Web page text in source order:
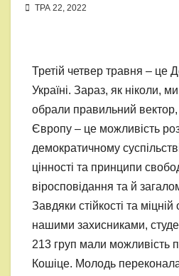
ТРА 22, 2022
Третій четвер травня – це
Україні. Зараз, як ніколи,
обрали правильний вектор,
Європу – це можливість
демократичному
цінності та принципи
віросповідання та й
Завдяки стійкості та міцній
нашими захисниками,
213 груп мали можливість
Кошіце. Молодь